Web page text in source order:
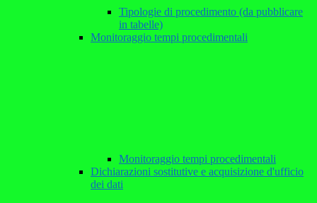
Tipologie di procedimento (da pubblicare
in tabelle)
Monitoraggio tempi procedimentali
Monitoraggio tempi procedimentali
Dichiarazioni sostitutive e acquisizione d'ufficio
dei dati